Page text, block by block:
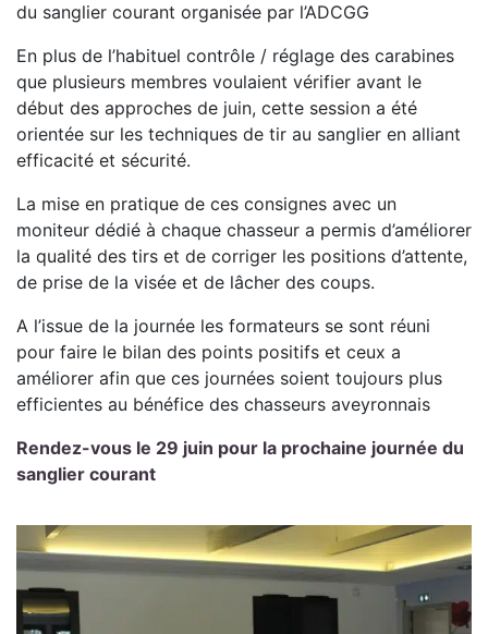
du sanglier courant organisée par l’ADCGG
En plus de l’habituel contrôle / réglage des carabines
que plusieurs membres voulaient vérifier avant le
début des approches de juin, cette session a été
orientée sur les techniques de tir au sanglier en alliant
efficacité et sécurité.
La mise en pratique de ces consignes avec un
moniteur dédié à chaque chasseur a permis d’améliorer
la qualité des tirs et de corriger les positions d’attente,
de prise de la visée et de lâcher des coups.
A l’issue de la journée les formateurs se sont réuni
pour faire le bilan des points positifs et ceux a
améliorer afin que ces journées soient toujours plus
efficientes au bénéfice des chasseurs aveyronnais
Rendez-vous le 29 juin pour la prochaine journée du
sanglier courant